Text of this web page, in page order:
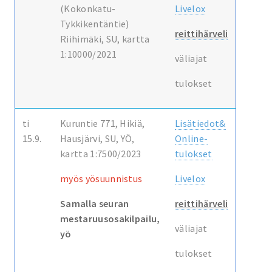
(Kokonkatu-
Tykkikentäntie)
Riihimäki, SU, kartta
1:10000/2021
Livelox
reittihärveli
väliajat
tulokset
ti
15.9.
Kuruntie 771, Hikiä,
Hausjärvi, SU, YÖ,
kartta 1:7500/2023
myös yösuunnistus
Samalla seuran
mestaruusosakilpailu,
yö
Lisätiedot&
Online-
tulokset
Livelox
reittihärveli
väliajat
tulokset